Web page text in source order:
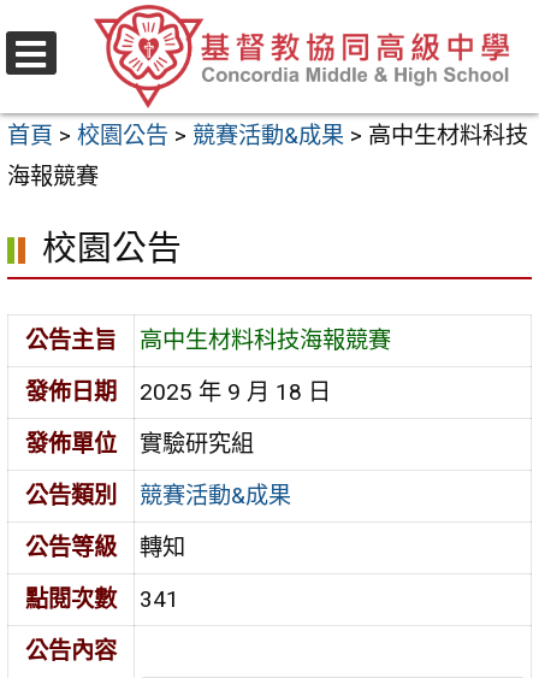
至
要
內
區
首頁 > 校園公告 > 競賽活動&成果 > 高中生材料科技
海報競賽
校園公告
公告主旨
高中生材料科技海報競賽
發佈日期
2025 年 9 月 18 日
發佈單位
實驗研究組
公告類別
競賽活動&成果
公告等級
轉知
點閱次數
341
公告內容
選
單